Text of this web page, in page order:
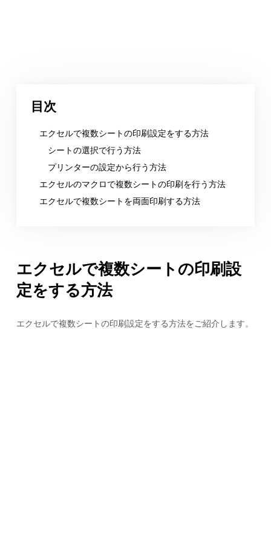
目次
エクセルで複数シートの印刷設定をする方法
シートの選択で行う方法
プリンターの設定から行う方法
エクセルのマクロで複数シートの印刷を行う方法
エクセルで複数シートを両面印刷する方法
エクセルで複数シートの印刷設
定をする方法
エクセルで複数シートの印刷設定をする方法をご紹介します。